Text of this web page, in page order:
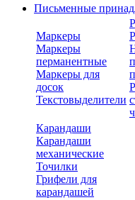
Письменные
Маркеры
Маркеры
перманентные
Маркеры для
досок
Текстовыделители
Карандаши
Карандаши
механические
Точилки
Грифели для
карандашей